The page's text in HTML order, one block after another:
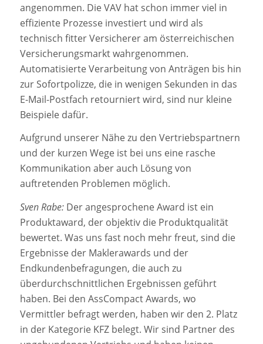
angenommen. Die VAV hat schon immer viel in
effiziente Prozesse investiert und wird als
technisch fitter Versicherer am österreichischen
Versicherungsmarkt wahrgenommen.
Automatisierte Verarbeitung von Anträgen bis hin
zur Sofortpolizze, die in wenigen Sekunden in das
E-Mail-Postfach retourniert wird, sind nur kleine
Beispiele dafür.
Aufgrund unserer Nähe zu den Vertriebspartnern
und der kurzen Wege ist bei uns eine rasche
Kommunikation aber auch Lösung von
auftretenden Problemen möglich.
Sven Rabe:Der angesprochene Award ist ein
Produktaward, der objektiv die Produktqualität
bewertet. Was uns fast noch mehr freut, sind die
Ergebnisse der Maklerawards und der
Endkundenbefragungen, die auch zu
überdurchschnittlichen Ergebnissen geführt
haben. Bei den AssCompact Awards, wo
Vermittler befragt werden, haben wir den 2. Platz
in der Kategorie KFZ belegt. Wir sind Partner des